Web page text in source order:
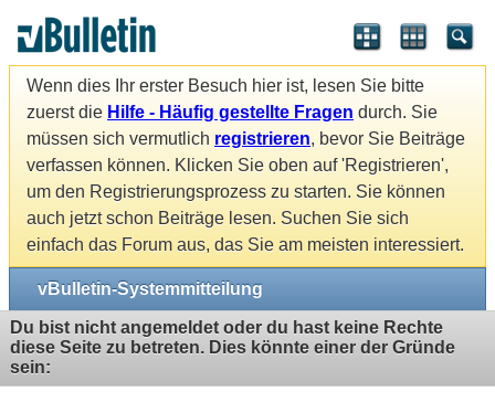
Wenn dies Ihr erster Besuch hier ist, lesen Sie bitte
zuerst die Hilfe - Häufig gestellte Fragen durch. Sie
müssen sich vermutlich registrieren, bevor Sie Beiträge
verfassen können. Klicken Sie oben auf 'Registrieren',
um den Registrierungsprozess zu starten. Sie können
auch jetzt schon Beiträge lesen. Suchen Sie sich
einfach das Forum aus, das Sie am meisten interessiert.
vBulletin-Systemmitteilung
Du bist nicht angemeldet oder du hast keine Rechte
diese Seite zu betreten. Dies könnte einer der Gründe
sein: